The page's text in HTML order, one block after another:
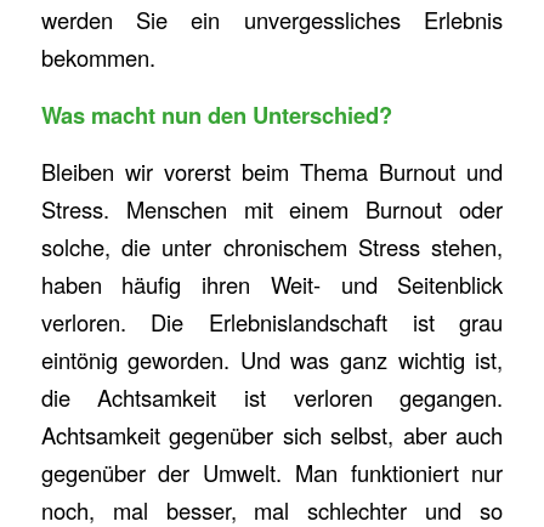
werden Sie ein unvergessliches Erlebnis
bekommen.
Was macht nun den Unterschied?
Bleiben wir vorerst beim Thema Burnout und
Stress. Menschen mit einem Burnout oder
solche, die unter chronischem Stress stehen,
haben häufig ihren Weit- und Seitenblick
verloren. Die Erlebnislandschaft ist grau
eintönig geworden. Und was ganz wichtig ist,
die Achtsamkeit ist verloren gegangen.
Achtsamkeit gegenüber sich selbst, aber auch
gegenüber der Umwelt. Man funktioniert nur
noch, mal besser, mal schlechter und so